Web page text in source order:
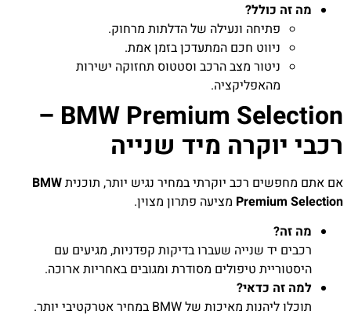
מה זה כולל?
פתיחה ונעילה של הדלתות מרחוק.
ניווט חכם המתעדכן בזמן אמת.
ניטור מצב הרכב וסטטוס תחזוקה ישירות
מהאפליקציה.
BMW Premium Selection –
רכבי יוקרה מיד שנייה
אם אתם מחפשים רכב יוקרתי במחיר נגיש יותר, תוכניתBMW
Premium Selection מציעה פתרון מצוין.
מה זה?
רכבים יד שנייה שעברו בדיקות קפדניות, מגיעים עם
היסטוריית טיפולים מסודרת ומגובים באחריות ארוכה.
למה זה כדאי?
תוכלו ליהנות מאיכות של BMW במחיר אטרקטיבי יותר.